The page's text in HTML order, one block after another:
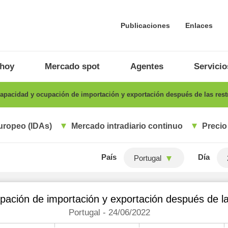
Publicaciones Enlaces
Mercado spot Agentes
y ocupación de importación y exportación después de las
(IDAs) Mercado intradiario continuo
País Portugal Día
de importación y exportación después de
Portugal - 24/06/2022